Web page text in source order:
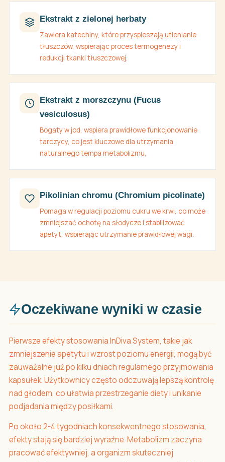
Ekstrakt z zielonej herbaty
Zawiera katechiny, które przyspieszają utlenianie
tłuszczów, wspierając proces termogenezy i
redukcji tkanki tłuszczowej.
Ekstrakt z morszczynu (Fucus
vesiculosus)
Bogaty w jod, wspiera prawidłowe funkcjonowanie
tarczycy, co jest kluczowe dla utrzymania
naturalnego tempa metabolizmu.
Pikolinian chromu (Chromium picolinate)
Pomaga w regulacji poziomu cukru we krwi, co może
zmniejszać ochotę na słodycze i stabilizować
apetyt, wspierając utrzymanie prawidłowej wagi.
Oczekiwane wyniki w czasie
Pierwsze efekty stosowania InDiva System, takie jak
zmniejszenie apetytu i wzrost poziomu energii, mogą być
zauważalne już po kilku dniach regularnego przyjmowania
kapsułek. Użytkownicy często odczuwają lepszą kontrolę
nad głodem, co ułatwia przestrzeganie diety i unikanie
podjadania między posiłkami.
Po około 2-4 tygodniach konsekwentnego stosowania,
efekty stają się bardziej wyraźne. Metabolizm zaczyna
pracować efektywniej, a organizm skuteczniej